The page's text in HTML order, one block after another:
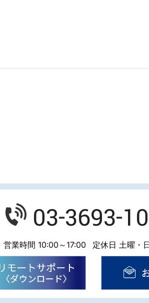
03-3693-
営業時間 10:00～17:00 定休日 土曜・